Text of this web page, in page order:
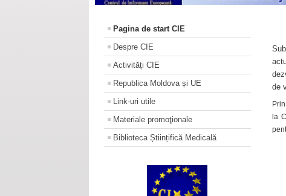
Pagina de start CIE
Despre CIE
Activități CIE
Republica Moldova și UE
Link-uri utile
Materiale promoţionale
Biblioteca Științifică Medicală
de
la